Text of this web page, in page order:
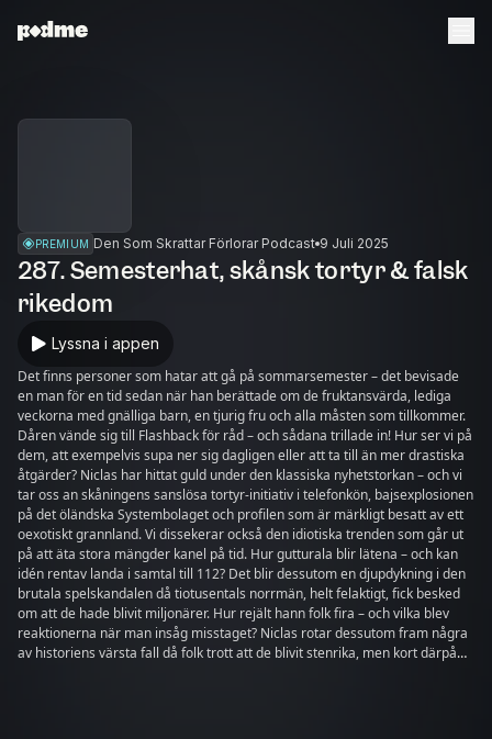
PREMIUM Den Som Skrattar Förlorar Podcast 9 Juli 2025
287. Semesterhat, skånsk tortyr & falsk
rikedom
Lyssna i appen
Det finns personer som hatar att gå på sommarsemester – det bevisade
en man för en tid sedan när han berättade om de fruktansvärda, lediga
veckorna med gnälliga barn, en tjurig fru och alla måsten som tillkommer.
Dåren vände sig till Flashback för råd – och sådana trillade in! Hur ser vi på
dem, att exempelvis supa ner sig dagligen eller att ta till än mer drastiska
åtgärder? Niclas har hittat guld under den klassiska nyhetstorkan – och vi
tar oss an skåningens sanslösa tortyr-initiativ i telefonkön, bajsexplosionen
på det öländska Systembolaget och profilen som är märkligt besatt av ett
oexotiskt grannland. Vi dissekerar också den idiotiska trenden som går ut
på att äta stora mängder kanel på tid. Hur gutturala blir lätena – och kan
idén rentav landa i samtal till 112? Det blir dessutom en djupdykning i den
brutala spelskandalen då tiotusentals norrmän, helt felaktigt, fick besked
om att de hade blivit miljonärer. Hur rejält hann folk fira – och vilka blev
reaktionerna när man insåg misstaget? Niclas rotar dessutom fram några
av historiens värsta fall då folk trott att de blivit stenrika, men kort därpå